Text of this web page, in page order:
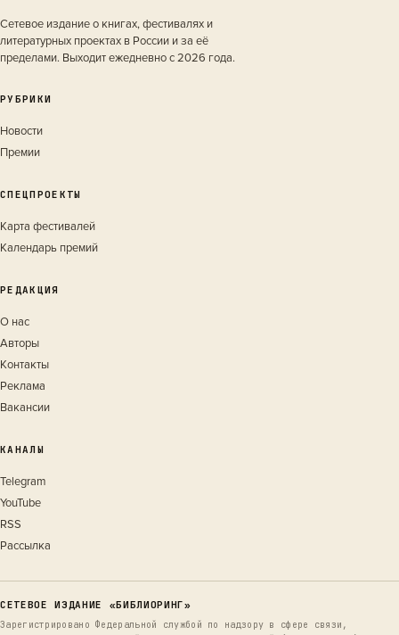
Сетевое издание о книгах, фестивалях и
литературных проектах в России и за её
пределами. Выходит ежедневно с 2026 года.
РУБРИКИ
Новости
Премии
СПЕЦПРОЕКТЫ
Карта фестивалей
Календарь премий
РЕДАКЦИЯ
О нас
Авторы
Контакты
Реклама
Вакансии
КАНАЛЫ
Telegram
YouTube
RSS
Рассылка
СЕТЕВОЕ ИЗДАНИЕ «БИБЛИОРИНГ»
Зарегистрировано Федеральной службой по надзору в сфере связи,